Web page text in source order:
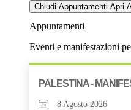
Chiudi Appuntamenti Apri
Appuntamenti
Eventi e manifestazioni
PALESTINA -
8 Agosto 2026